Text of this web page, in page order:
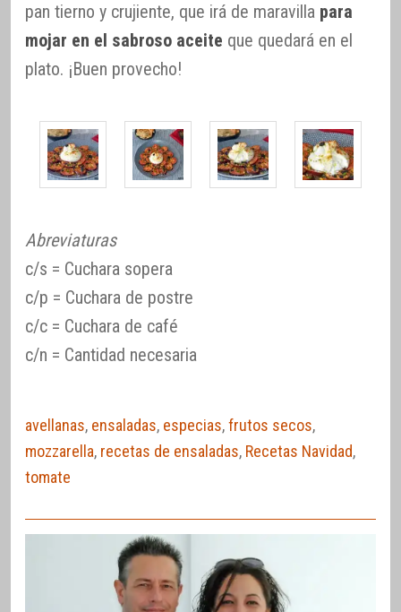
pan tierno y crujiente, que irá de maravilla para
mojar en el sabroso aceite que quedará en el
plato. ¡Buen provecho!
Abreviaturas
c/s = Cuchara sopera
c/p = Cuchara de postre
c/c = Cuchara de café
c/n = Cantidad necesaria
avellanas, ensaladas, especias,frutos secos,
mozzarella, recetas de ensaladas, Recetas Navidad,
tomate